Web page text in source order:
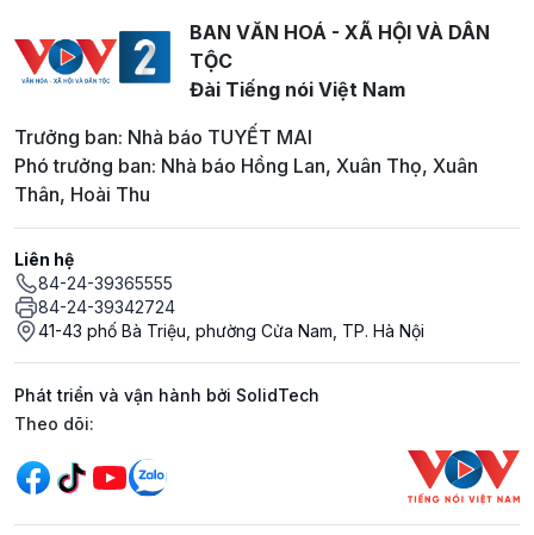
BAN VĂN HOÁ - XÃ HỘI VÀ DÂN
TỘC
Đài Tiếng nói Việt Nam
Trưởng ban: Nhà báo TUYẾT MAI
Phó trưởng ban: Nhà báo Hồng Lan, Xuân Thọ, Xuân
Thân, Hoài Thu
Liên hệ
84-24-39365555
84-24-39342724
41-43 phố Bà Triệu, phường Cửa Nam, TP. Hà Nội
Phát triển và vận hành bởi SolidTech
Mạng xã hội
Theo dõi: